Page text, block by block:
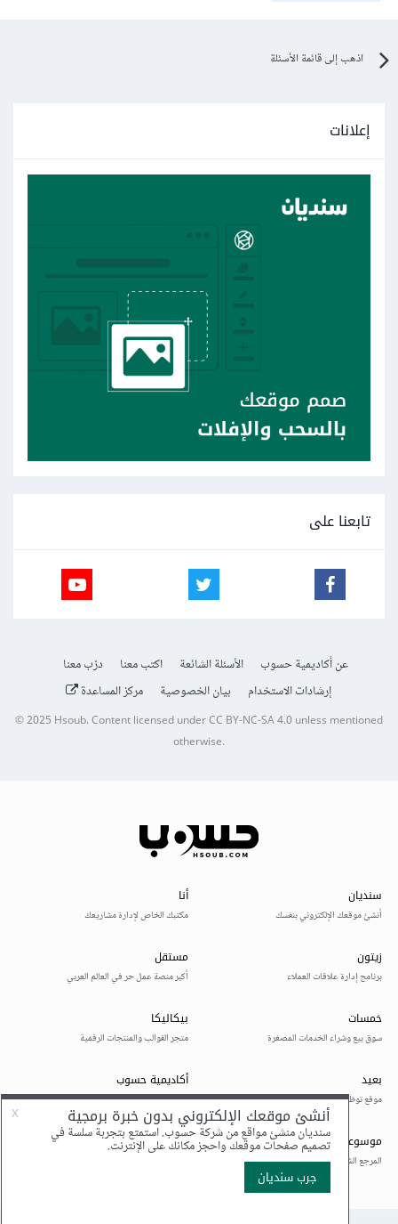
اذهب إلى قائمة الأسئلة
إعلانات
تابعنا على
عن أكاديمية حسوب الأسئلة الشائعة اكتب معنا
درّب معنا
إرشادات الاستخدام
بيان الخصوصية مركز المساعدة
© 2025Hsoub.Content licensed underCC BY-NC-SA 4.0unless mentioned
otherwise.